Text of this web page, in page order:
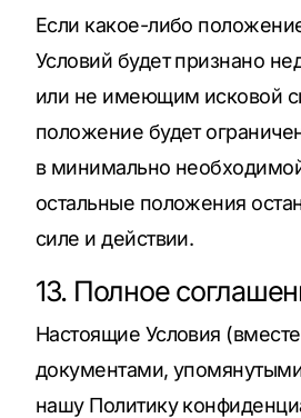
Если какое-либо
Условий будет признано
или не имеющим исковой
положение будет
в минимально
остальные положения
силе и действии.
13. Полное
Настоящие Условия
документами,
нашу Политику